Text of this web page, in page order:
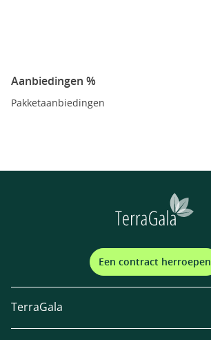
Aanbiedingen %
Pakketaanbiedingen
Een contract herroepen
TerraGala